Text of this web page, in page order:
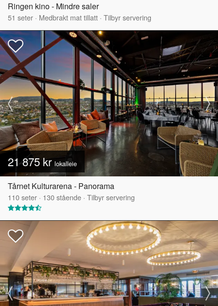
Ringen kino - Mindre saler
51 seter · Medbrakt mat tillatt · Tilbyr servering
21 875 krlokalleie
Tårnet Kulturarena - Panorama
110seter · 130stående · Tilbyr servering